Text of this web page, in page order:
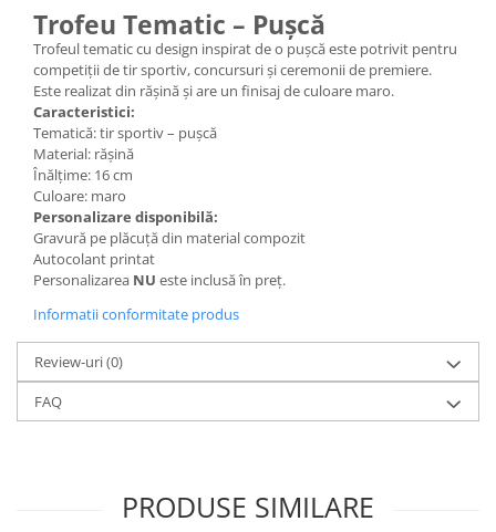
Accesorii Trofee
Personalizari Trofee
Cutii de Prezentare , Mape
Trofeu Plastic
Figurine
Figurine Rasina
Figurine Plastic
Accesorii Figurine
OUTLET
Cupe Outlet
Medalii Outlet
Trofee Outlet
Figurine Outlet
Trofee Personalizate
Trofeu Tematic – Pușcă
Trofeul tematic cu design inspirat de o pușcă este potrivit pentru
competiții de tir sportiv, concursuri și ceremonii de premiere.
Este realizat din rășină și are un finisaj de culoare maro.
Caracteristici:
Tematică: tir sportiv – pușcă
Material: rășină
Înălțime: 16 cm
Culoare: maro
Personalizare disponibilă:
Gravură pe plăcuță din material compozit
Autocolant printat
Personalizarea NU este inclusă în preț.
Informatii conformitate produs
Review-uri(0)
FAQ
PRODUSE SIMILARE